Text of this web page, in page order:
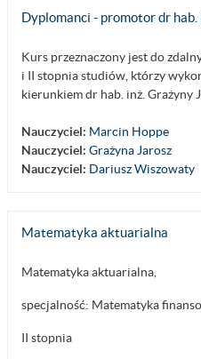
Dyplomanci - promotor dr hab.
Kurs przeznaczony jest do
i II stopnia studiów, którzy
kierunkiem dr hab. inż. Grażyny
Nauczyciel: Marcin Hoppe
Nauczyciel: Grażyna Jarosz
Nauczyciel: Dariusz Wiszowaty
Matematyka aktuarialna
Matematyka aktuarialna,
specjalność: Matematyka
II stopnia